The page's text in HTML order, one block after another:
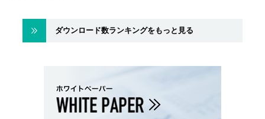
ダウンロード数ランキングをもっと見る